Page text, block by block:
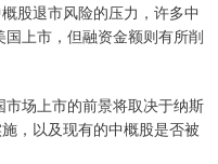
股退市风险的压力，许多中
上市，但融资金额则有所削
场上市的前景将取决于纳斯
，以及现有的中概股是否被